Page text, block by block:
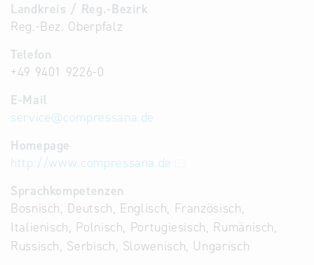
Landkreis / Reg.-Bezirk
Reg.-Bez. Oberpfalz
Telefon
+49 9401 9226-0
E-Mail
service@compressana.de
Homepage
http://www.compressana.de
Sprachkompetenzen
Bosnisch, Deutsch, Englisch, Französisch,
Italienisch, Polnisch, Portugiesisch, Rumänisch,
Russisch, Serbisch, Slowenisch, Ungarisch